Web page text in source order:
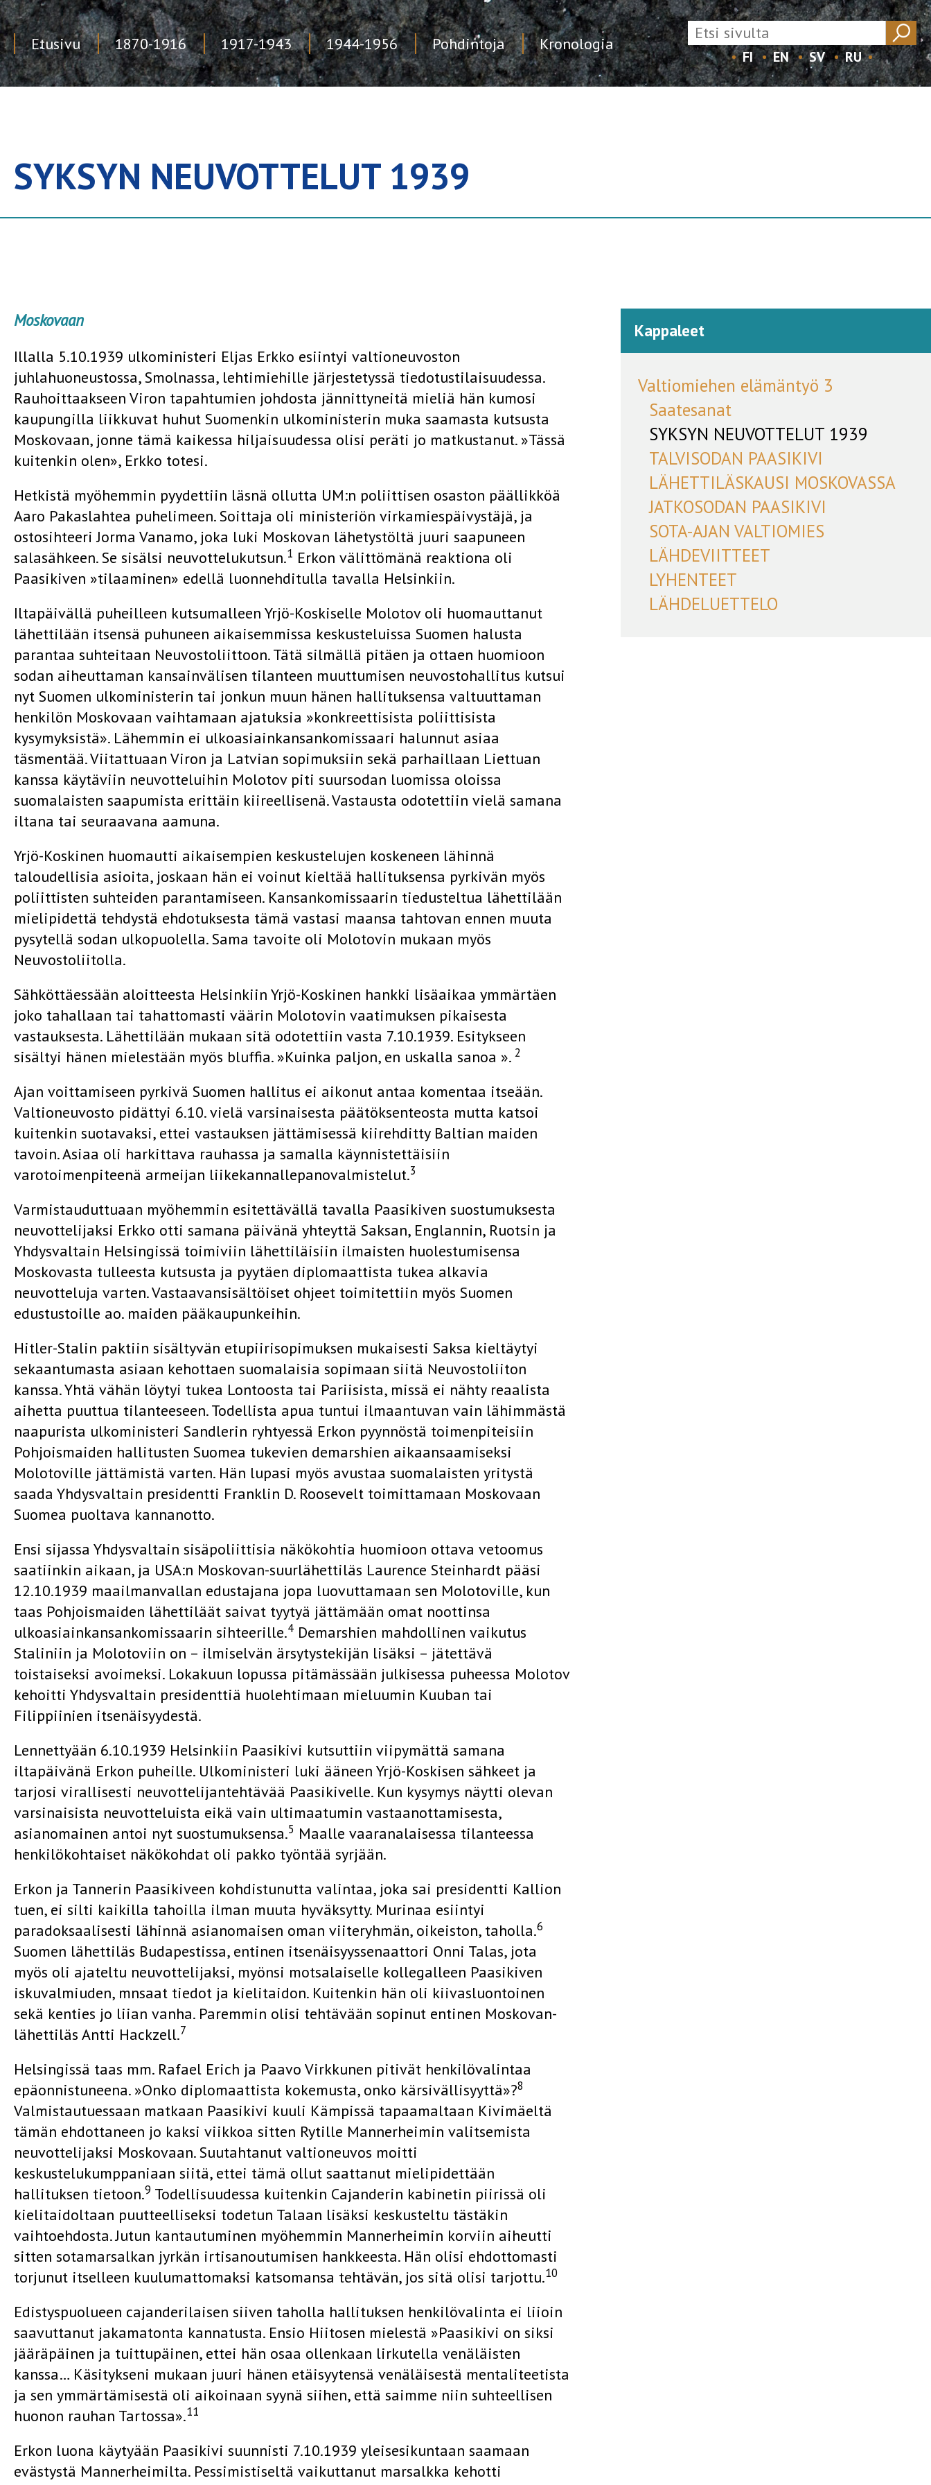
Etusivu 1870-1916 1917-1943 1944-1956 Pohdintoja Kronologia
FI EN SV RU
SYKSYN NEUVOTTELUT 1939
Moskovaan
Illalla 5.10.1939 ulkoministeri Eljas Erkko esiintyi valtioneuvoston
juhlahuoneustossa, Smolnassa, lehtimiehille järjestetyssä tiedotustilaisuudessa.
Rauhoittaakseen Viron tapahtumien johdosta jännittyneitä mieliä hän kumosi
kaupungilla liikkuvat huhut Suomenkin ulkoministerin muka saamasta kutsusta
Moskovaan, jonne tämä kaikessa hiljaisuudessa olisi peräti jo matkustanut. »Tässä
kuitenkin olen», Erkko totesi.
Hetkistä myöhemmin pyydettiin läsnä ollutta UM:n poliittisen osaston päällikköä
Aaro Pakaslahtea puhelimeen. Soittaja oli ministeriön virkamiespäivystäjä, ja
ostosihteeri Jorma Vanamo, joka luki Moskovan lähetystöltä juuri saapuneen
salasähkeen. Se sisälsi neuvottelukutsun.1 Erkon välittömänä reaktiona oli
Paasikiven »tilaaminen» edellä luonnehditulla tavalla Helsinkiin.
Iltapäivällä puheilleen kutsumalleen Yrjö-Koskiselle Molotov oli huomauttanut
lähettilään itsensä puhuneen aikaisemmissa keskusteluissa Suomen halusta
parantaa suhteitaan Neuvostoliittoon. Tätä silmällä pitäen ja ottaen huomioon
sodan aiheuttaman kansainvälisen tilanteen muuttumisen neuvostohallitus kutsui
nyt Suomen ulkoministerin tai jonkun muun hänen hallituksensa valtuuttaman
henkilön Moskovaan vaihtamaan ajatuksia »konkreettisista poliittisista
kysymyksistä». Lähemmin ei ulkoasiainkansankomissaari halunnut asiaa
täsmentää. Viitattuaan Viron ja Latvian sopimuksiin sekä parhaillaan Liettuan
kanssa käytäviin neuvotteluihin Molotov piti suursodan luomissa oloissa
suomalaisten saapumista erittäin kiireellisenä. Vastausta odotettiin vielä samana
iltana tai seuraavana aamuna.
Yrjö-Koskinen huomautti aikaisempien keskustelujen koskeneen lähinnä
taloudellisia asioita, joskaan hän ei voinut kieltää hallituksensa pyrkivän myös
poliittisten suhteiden parantamiseen. Kansankomissaarin tiedusteltua lähettilään
mielipidettä tehdystä ehdotuksesta tämä vastasi maansa tahtovan ennen muuta
pysytellä sodan ulkopuolella. Sama tavoite oli Molotovin mukaan myös
Neuvostoliitolla.
Sähköttäessään aloitteesta Helsinkiin Yrjö-Koskinen hankki lisäaikaa ymmärtäen
joko tahallaan tai tahattomasti väärin Molotovin vaatimuksen pikaisesta
vastauksesta. Lähettilään mukaan sitä odotettiin vasta 7.10.1939. Esitykseen
sisältyi hänen mielestään myös bluffia. »Kuinka paljon, en uskalla sanoa ». 2
Ajan voittamiseen pyrkivä Suomen hallitus ei aikonut antaa komentaa itseään.
Valtioneuvosto pidättyi 6.10. vielä varsinaisesta päätöksenteosta mutta katsoi
kuitenkin suotavaksi, ettei vastauksen jättämisessä kiirehditty Baltian maiden
tavoin. Asiaa oli harkittava rauhassa ja samalla käynnistettäisiin
varotoimenpiteenä armeijan liikekannallepanovalmistelut.3
Varmistauduttuaan myöhemmin esitettävällä tavalla Paasikiven suostumuksesta
neuvottelijaksi Erkko otti samana päivänä yhteyttä Saksan, Englannin, Ruotsin ja
Yhdysvaltain Helsingissä toimiviin lähettiläisiin ilmaisten huolestumisensa
Moskovasta tulleesta kutsusta ja pyytäen diplomaattista tukea alkavia
neuvotteluja varten. Vastaavansisältöiset ohjeet toimitettiin myös Suomen
edustustoille ao. maiden pääkaupunkeihin.
Hitler-Stalin paktiin sisältyvän etupiirisopimuksen mukaisesti Saksa kieltäytyi
sekaantumasta asiaan kehottaen suomalaisia sopimaan siitä Neuvostoliiton
kanssa. Yhtä vähän löytyi tukea Lontoosta tai Pariisista, missä ei nähty reaalista
aihetta puuttua tilanteeseen. Todellista apua tuntui ilmaantuvan vain lähimmästä
naapurista ulkoministeri Sandlerin ryhtyessä Erkon pyynnöstä toimenpiteisiin
Pohjoismaiden hallitusten Suomea tukevien demarshien aikaansaamiseksi
Molotoville jättämistä varten. Hän lupasi myös avustaa suomalaisten yritystä
saada Yhdysvaltain presidentti Franklin D. Roosevelt toimittamaan Moskovaan
Suomea puoltava kannanotto.
Ensi sijassa Yhdysvaltain sisäpoliittisia näkökohtia huomioon ottava vetoomus
saatiinkin aikaan, ja USA:n Moskovan-suurlähettiläs Laurence Steinhardt pääsi
12.10.1939 maailmanvallan edustajana jopa luovuttamaan sen Molotoville, kun
taas Pohjoismaiden lähettiläät saivat tyytyä jättämään omat noottinsa
ulkoasiainkansankomissaarin sihteerille.4 Demarshien mahdollinen vaikutus
Staliniin ja Molotoviin on – ilmiselvän ärsytystekijän lisäksi – jätettävä
toistaiseksi avoimeksi. Lokakuun lopussa pitämässään julkisessa puheessa Molotov
kehoitti Yhdysvaltain presidenttiä huolehtimaan mieluumin Kuuban tai
Filippiinien itsenäisyydestä.
Lennettyään 6.10.1939 Helsinkiin Paasikivi kutsuttiin viipymättä samana
iltapäivänä Erkon puheille. Ulkoministeri luki ääneen Yrjö-Koskisen sähkeet ja
tarjosi virallisesti neuvottelijantehtävää Paasikivelle. Kun kysymys näytti olevan
varsinaisista neuvotteluista eikä vain ultimaatumin vastaanottamisesta,
asianomainen antoi nyt suostumuksensa.5 Maalle vaaranalaisessa tilanteessa
henkilökohtaiset näkökohdat oli pakko työntää syrjään.
Erkon ja Tannerin Paasikiveen kohdistunutta valintaa, joka sai presidentti Kallion
tuen, ei silti kaikilla tahoilla ilman muuta hyväksytty. Murinaa esiintyi
paradoksaalisesti lähinnä asianomaisen oman viiteryhmän, oikeiston, taholla.6
Suomen lähettiläs Budapestissa, entinen itsenäisyyssenaattori Onni Talas, jota
myös oli ajateltu neuvottelijaksi, myönsi motsalaiselle kollegalleen Paasikiven
iskuvalmiuden, mnsaat tiedot ja kielitaidon. Kuitenkin hän oli kiivasluontoinen
sekä kenties jo liian vanha. Paremmin olisi tehtävään sopinut entinen Moskovan-
lähettiläs Antti Hackzell.7
Helsingissä taas mm. Rafael Erich ja Paavo Virkkunen pitivät henkilövalintaa
epäonnistuneena. »Onko diplomaattista kokemusta, onko kärsivällisyyttä»?8
Valmistautuessaan matkaan Paasikivi kuuli Kämpissä tapaamaltaan Kivimäeltä
tämän ehdottaneen jo kaksi viikkoa sitten Rytille Mannerheimin valitsemista
neuvottelijaksi Moskovaan. Suutahtanut valtioneuvos moitti
keskustelukumppaniaan siitä, ettei tämä ollut saattanut mielipidettään
hallituksen tietoon.9 Todellisuudessa kuitenkin Cajanderin kabinetin piirissä oli
kielitaidoltaan puutteelliseksi todetun Talaan lisäksi keskusteltu tästäkin
vaihtoehdosta. Jutun kantautuminen myöhemmin Mannerheimin korviin aiheutti
sitten sotamarsalkan jyrkän irtisanoutumisen hankkeesta. Hän olisi ehdottomasti
torjunut itselleen kuulumattomaksi katsomansa tehtävän, jos sitä olisi tarjottu.10
Edistyspuolueen cajanderilaisen siiven taholla hallituksen henkilövalinta ei liioin
saavuttanut jakamatonta kannatusta. Ensio Hiitosen mielestä »Paasikivi on siksi
jääräpäinen ja tuittupäinen, ettei hän osaa ollenkaan lirkutella venäläisten
kanssa… Käsitykseni mukaan juuri hänen etäisyytensä venäläisestä mentaliteetista
ja sen ymmärtämisestä oli aikoinaan syynä siihen, että saimme niin suhteellisen
huonon rauhan Tartossa».11
Erkon luona käytyään Paasikivi suunnisti 7.10.1939 yleisesikuntaan saamaan
evästystä Mannerheimilta. Pessimistiseltä vaikuttanut marsalkka kehotti
Kappaleet
Valtiomiehen elämäntyö 3
Saatesanat
SYKSYN NEUVOTTELUT 1939
TALVISODAN PAASIKIVI
LÄHETTILÄSKAUSI MOSKOVASSA
JATKOSODAN PAASIKIVI
SOTA-AJAN VALTIOMIES
LÄHDEVIITTEET
LYHENTEET
LÄHDELUETTELO